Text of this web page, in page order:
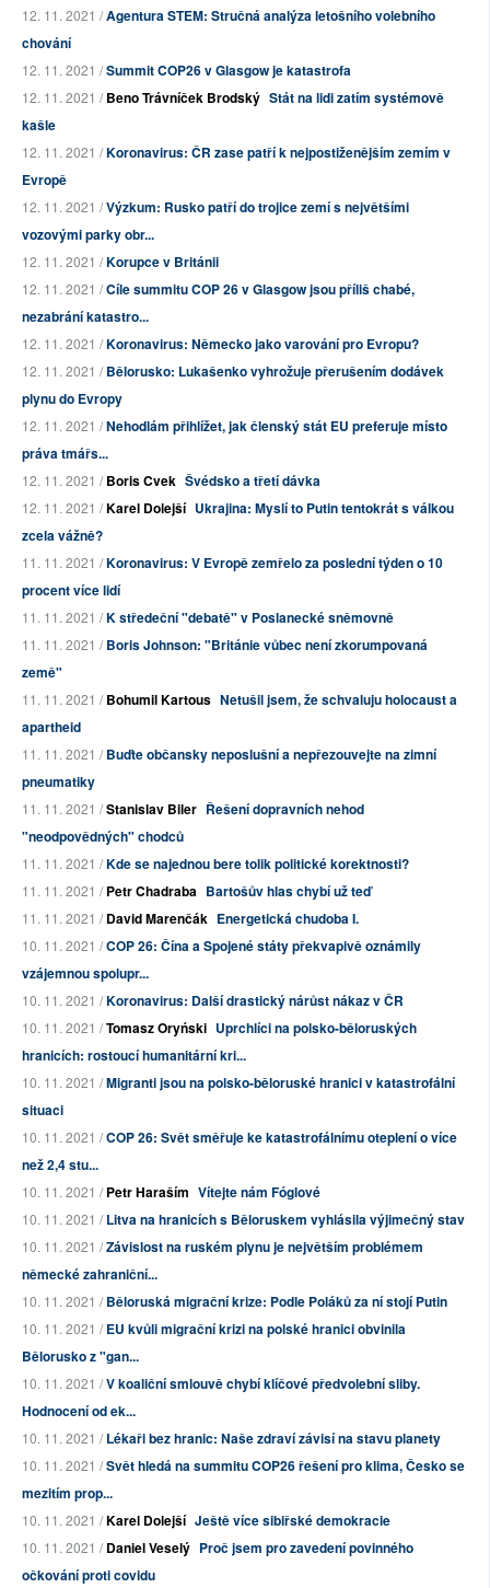
12. 11. 2021 /Agentura STEM: Stručná analýza letošního volebního
chování
12. 11. 2021 /Summit COP26 v Glasgow je katastrofa
12. 11. 2021 /Beno Trávníček Brodský Stát na lidi zatím systémově
kašle
12. 11. 2021 /Koronavirus: ČR zase patří k nejpostiženějším zemím v
Evropě
12. 11. 2021 /Výzkum: Rusko patří do trojice zemí s největšími
vozovými parky obr...
12. 11. 2021 /Korupce v Británii
12. 11. 2021 /Cíle summitu COP 26 v Glasgow jsou příliš chabé,
nezabrání katastro...
12. 11. 2021 /Koronavirus: Německo jako varování pro Evropu?
12. 11. 2021 /Bělorusko: Lukašenko vyhrožuje přerušením dodávek
plynu do Evropy
12. 11. 2021 /Nehodlám přihlížet, jak členský stát EU preferuje místo
práva tmářs...
12. 11. 2021 /Boris Cvek Švédsko a třetí dávka
12. 11. 2021 /Karel Dolejší Ukrajina: Myslí to Putin tentokrát s válkou
zcela vážně?
11. 11. 2021 /Koronavirus: V Evropě zemřelo za poslední týden o 10
procent více lidí
11. 11. 2021 /K středeční "debatě" v Poslanecké sněmovně
11. 11. 2021 /Boris Johnson: "Británie vůbec není zkorumpovaná
země"
11. 11. 2021 /Bohumil Kartous Netušil jsem, že schvaluju holocaust a
apartheid
11. 11. 2021 /Buďte občansky neposlušní a nepřezouvejte na zimní
pneumatiky
11. 11. 2021 /Stanislav Biler Řešení dopravních nehod
"neodpovědných" chodců
11. 11. 2021 /Kde se najednou bere tolik politické korektnosti?
11. 11. 2021 /Petr Chadraba Bartošův hlas chybí už teď
11. 11. 2021 /David Marenčák Energetická chudoba I.
10. 11. 2021 /COP 26: Čína a Spojené státy překvapivě oznámily
vzájemnou spolupr...
10. 11. 2021 /Koronavirus: Další drastický nárůst nákaz v ČR
10. 11. 2021 /Tomasz Oryński Uprchlíci na polsko-běloruských
hranicích: rostoucí humanitární kri...
10. 11. 2021 /Migranti jsou na polsko-běloruské hranici v katastrofální
situaci
10. 11. 2021 /COP 26: Svět směřuje ke katastrofálnímu oteplení o více
než 2,4 stu...
10. 11. 2021 /Petr Haraším Vítejte nám Fóglové
10. 11. 2021 /Litva na hranicích s Běloruskem vyhlásila výjimečný stav
10. 11. 2021 /Závislost na ruském plynu je největším problémem
německé zahraniční...
10. 11. 2021 /Běloruská migrační krize: Podle Poláků za ní stojí Putin
10. 11. 2021 /EU kvůli migrační krizi na polské hranici obvinila
Bělorusko z "gan...
10. 11. 2021 /V koaliční smlouvě chybí klíčové předvolební sliby.
Hodnocení od ek...
10. 11. 2021 /Lékaři bez hranic: Naše zdraví závisí na stavu planety
10. 11. 2021 /Svět hledá na summitu COP26 řešení pro klima, Česko se
mezitím prop...
10. 11. 2021 /Karel Dolejší Ještě více sibiřské demokracie
10. 11. 2021 /Daniel Veselý Proč jsem pro zavedení povinného
očkování proti covidu